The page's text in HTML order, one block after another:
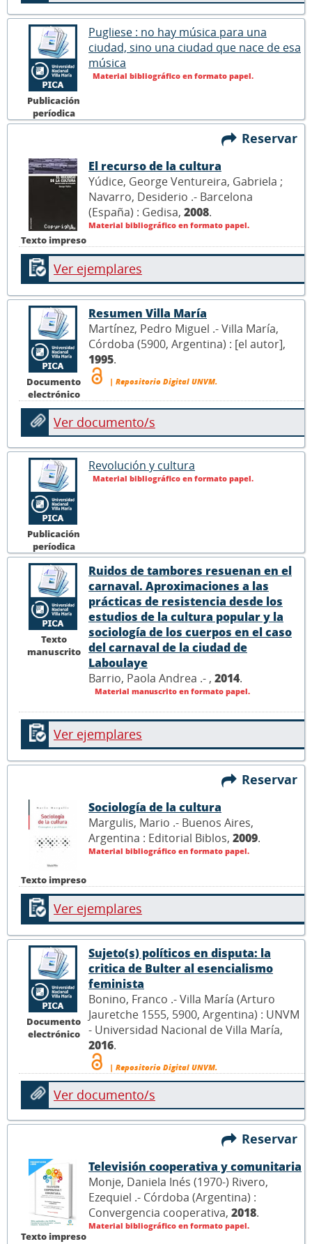
Publicación
períodica
Pugliese : no hay música para una
ciudad, sino una ciudad que nace de esa
música
Material bibliográfico en formato papel.
Reservar
Texto impreso
El recurso de la cultura
Yúdice, George Ventureira, Gabriela ;
Navarro, Desiderio .- Barcelona
(España) : Gedisa, 2008.
Material bibliográfico en formato papel.
Ver ejemplares
Documento
electrónico
Resumen Villa María
Martínez, Pedro Miguel .- Villa María,
Córdoba (5900, Argentina) : [el autor],
1995.
| Repositorio Digital UNVM.
Ver documento/s
Publicación
períodica
Revolución y cultura
Material bibliográfico en formato papel.
Texto
manuscrito
Ruidos de tambores resuenan en el
carnaval. Aproximaciones a las
prácticas de resistencia desde los
estudios de la cultura popular y la
sociología de los cuerpos en el caso
del carnaval de la ciudad de
Laboulaye
Barrio, Paola Andrea .- , 2014.
Material manuscrito en formato papel.
Ver ejemplares
Reservar
Texto impreso
Sociología de la cultura
Margulis, Mario .- Buenos Aires,
Argentina : Editorial Biblos, 2009.
Material bibliográfico en formato papel.
Ver ejemplares
Documento
electrónico
Sujeto(s) políticos en disputa: la
critica de Bulter al esencialismo
feminista
Bonino, Franco .- Villa María (Arturo
Jauretche 1555, 5900, Argentina) : UNVM
- Universidad Nacional de Villa María,
2016.
| Repositorio Digital UNVM.
Ver documento/s
Reservar
Texto impreso
Televisión cooperativa y comunitaria
Monje, Daniela Inés (1970-) Rivero,
Ezequiel .- Córdoba (Argentina) :
Convergencia cooperativa, 2018.
Material bibliográfico en formato papel.